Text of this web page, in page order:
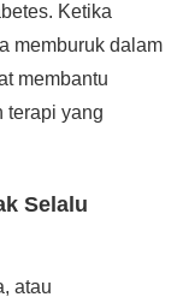
Ketika
memburuk dalam
membantu
terapi yang
Selalu
atau